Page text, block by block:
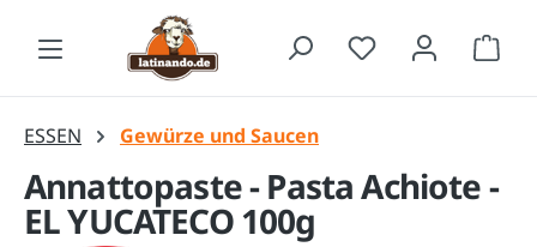
Zum Hauptinhalt springen
ESSEN Gewürze und Saucen
Annattopaste - Pasta Achiote -
EL YUCATECO 100g